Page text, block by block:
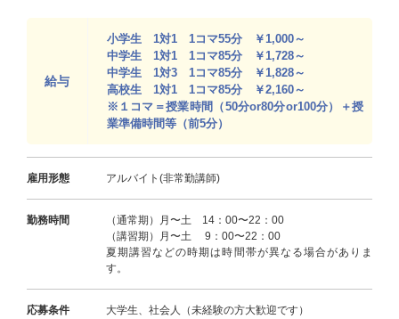
給与
小学生 1対1 1コマ55分 ￥1,000～
中学生 1対1 1コマ85分 ￥1,728～
中学生 1対3 1コマ85分 ￥1,828～
高校生 1対1 1コマ85分 ￥2,160～
※１コマ＝授業時間（50分or80分or100分）＋授
業準備時間等（前5分）
雇用形態 アルバイト(非常勤講師)
勤務時間
（通常期）月〜土 14：00〜22：00
（講習期）月〜土 9：00〜22：00
夏期講習などの時期は時間帯が異なる場合がありま
す。
応募条件
大学生、社会人（未経験の方大歓迎です）